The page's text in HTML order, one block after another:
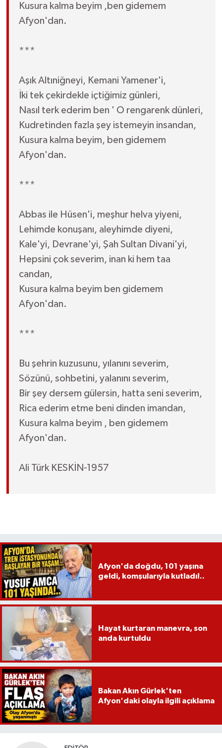
Kusura kalma beyim ,ben gidemem
Afyon'dan.
***
Aşık Altıniğneyi, Kemani Yamener'i,
İki tek çekirdekle içtiğimiz günleri,
Nasıl terk ederim ben ' O rengarenk dünleri,
Kudretinden fazla şey istemeyin insandan,
Kusura kalma beyim, ben gidemem
Afyon'dan.
***
Abbas ile Hüsen'i, meşhur helva yiyeni,
Lehimde konuşanı, aleyhimde diyeni,
Kale'yi, Devrane'yi, Şah Sultan Divani'yi,
Hepsini çok severim, inan ki hem taa
candan,
Kusura kalma beyim ben gidemem
Afyon'dan.
***
Bu şehrin kuzusunu, yılanını severim,
Sözünü, sohbetini, yalanını severim,
Bir şey dersem gülersin, hatta seni severim,
Rica ederim etme beni dinden imandan,
Kusura kalma beyim , ben gidemem
Afyon'dan.
Ali Türk KESKİN-1957
Afyon'da doğdu, 101 yaşına
geldi, komşularıyla kutladı!..
Hayat kurtaran manevra, son
anda kurtuldu
Bakan Akın Gürlek'ten
Afyon'daki olayla ilgili açıklama